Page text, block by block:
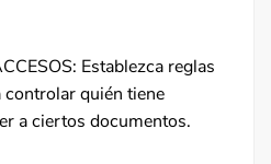
Establezca reglas
controlar quién tiene
a ciertos documentos.